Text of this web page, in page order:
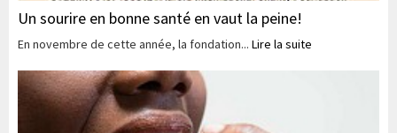
Un sourire en bonne santé en vaut la peine!
En novembre de cette année, la fondation... Lire la suite